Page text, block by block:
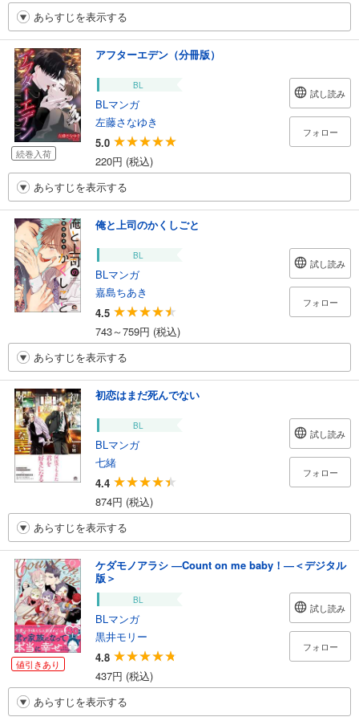
あらすじを表示する
続巻入荷
アフターエデン（分冊版）
BL
BLマンガ
左藤さなゆき
5.0
220円 (税込)
試し読み
フォロー
あらすじを表示する
俺と上司のかくしごと
BL
BLマンガ
嘉島ちあき
4.5
743～759円 (税込)
試し読み
フォロー
あらすじを表示する
初恋はまだ死んでない
BL
BLマンガ
七緒
4.4
874円 (税込)
試し読み
フォロー
あらすじを表示する
値引きあり
ケダモノアラシ ―Count on me baby！―＜デジタル
版＞
BL
BLマンガ
黒井モリー
4.8
437円 (税込)
試し読み
フォロー
あらすじを表示する